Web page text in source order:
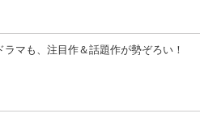
ラマも、注目作＆話題作が勢ぞろい！